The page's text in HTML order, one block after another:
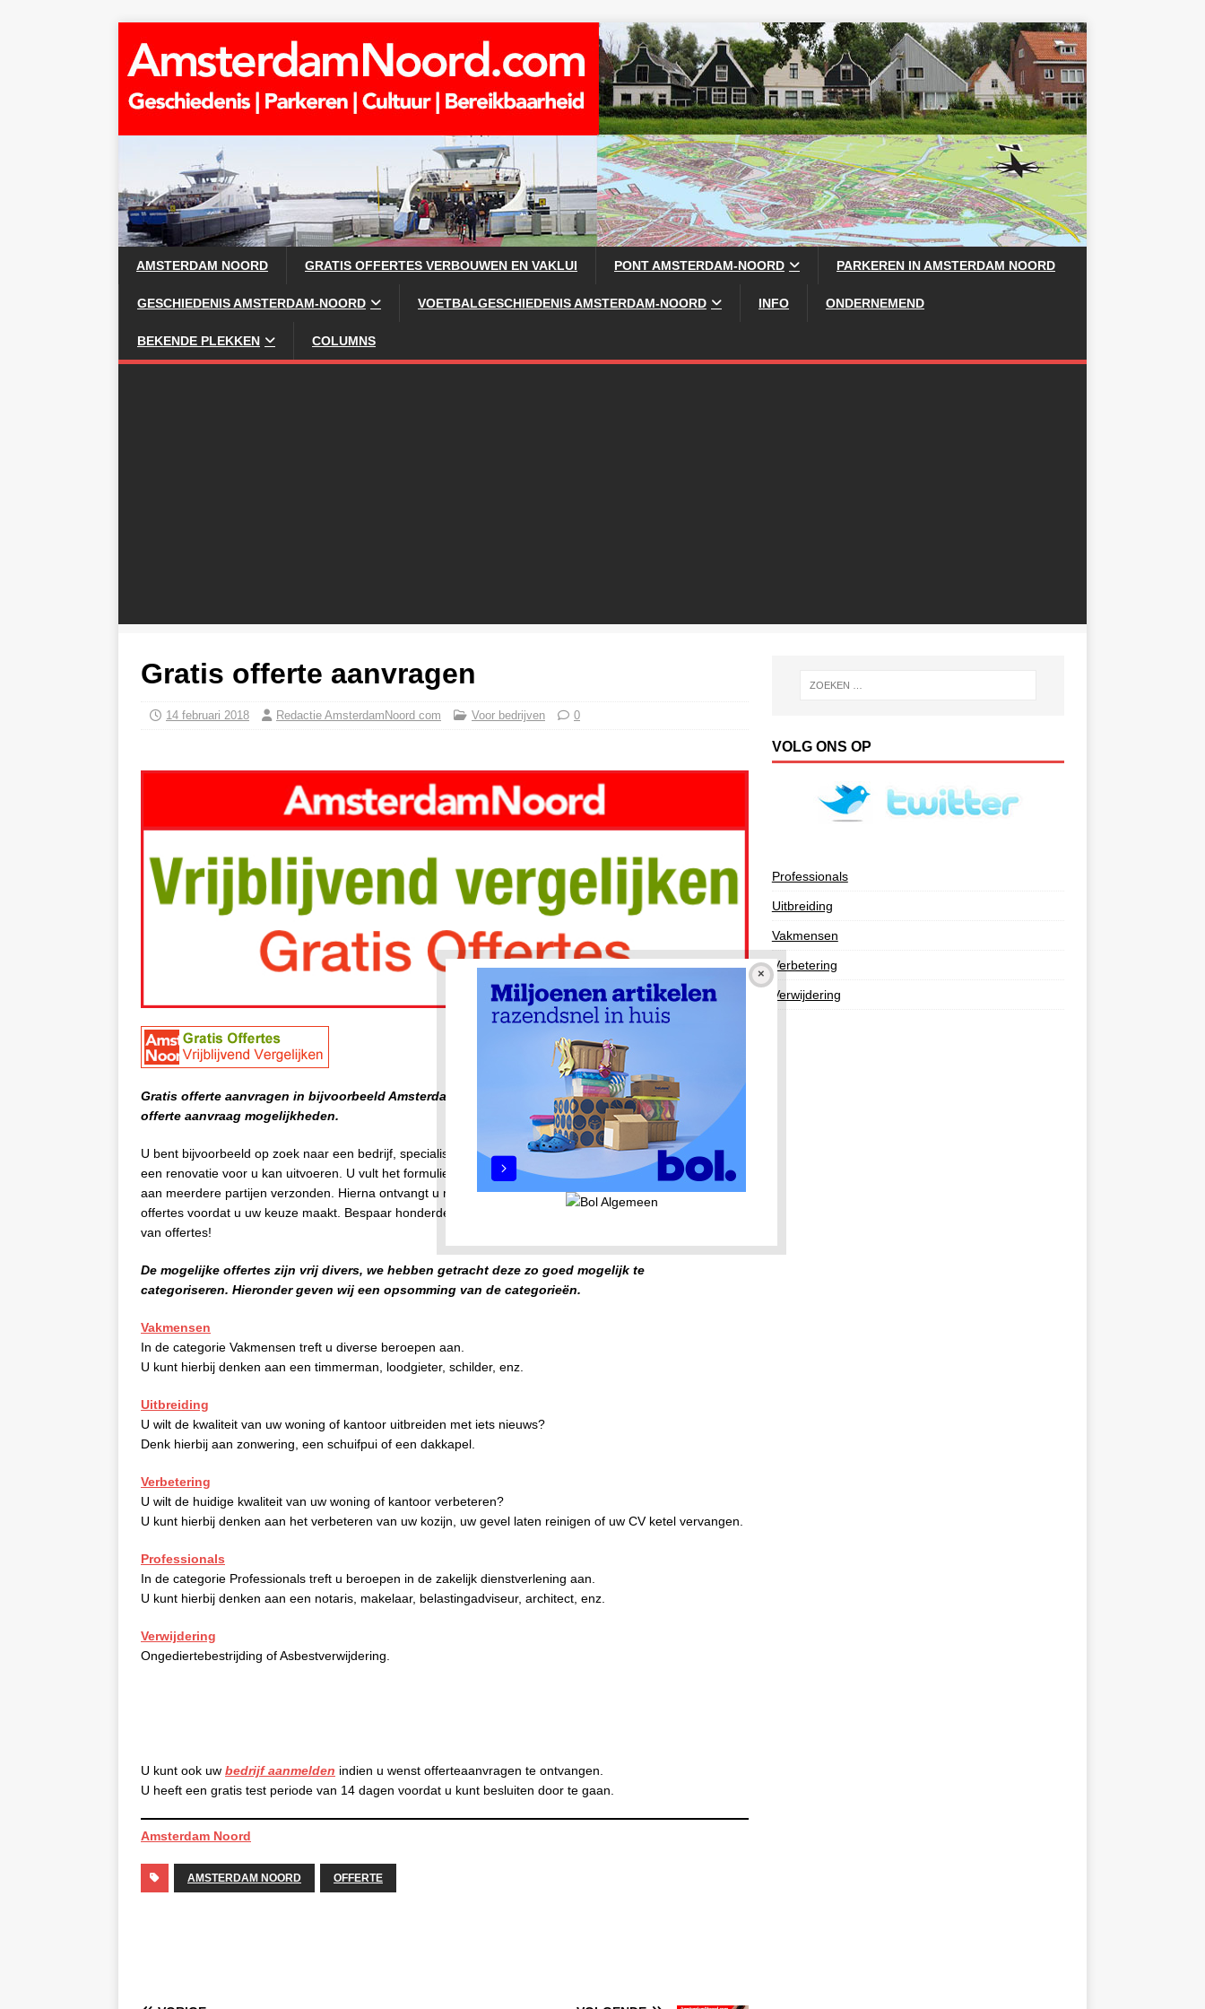
AMSTERDAM NOORD GRATIS OFFERTES VERBOUWEN EN VAKLUI PONT AMSTERDAM-NOORD PARKEREN IN AMSTERDAM NOORD
GESCHIEDENIS AMSTERDAM-NOORD VOETBALGESCHIEDENIS AMSTERDAM-NOORD INFO ONDERNEMEND
BEKENDE PLEKKEN COLUMNS
Gratis offerte aanvragen
14 februari 2018 Redactie AmsterdamNoord com Voor bedrijven 0
Gratis offerte aanvragen in bijvoorbeeld Amsterdam-Noord of een andere regio kan met onze
offerte aanvraag mogelijkheden.
U bent bijvoorbeeld op zoek naar een bedrijf, specialist of professional in de regio Amsterdam-Noord die
een renovatie voor u kan uitvoeren. U vult het formulier in in en uw offerte aanvraag wordt automatisch
aan meerdere partijen verzonden. Hierna ontvangt u maximaal 6 offertes per email. Vergelijk simpel de
offertes voordat u uw keuze maakt. Bespaar honderden euro’s door het aanvragen en vergelijken
van offertes!
De mogelijke offertes zijn vrij divers, we hebben getracht deze zo goed mogelijk te
categoriseren. Hieronder geven wij een opsomming van de categorieën.
Vakmensen
In de categorie Vakmensen treft u diverse beroepen aan.
U kunt hierbij denken aan een timmerman, loodgieter, schilder, enz.
Uitbreiding
U wilt de kwaliteit van uw woning of kantoor uitbreiden met iets nieuws?
Denk hierbij aan zonwering, een schuifpui of een dakkapel.
Verbetering
U wilt de huidige kwaliteit van uw woning of kantoor verbeteren?
U kunt hierbij denken aan het verbeteren van uw kozijn, uw gevel laten reinigen of uw CV ketel vervangen.
Professionals
In de categorie Professionals treft u beroepen in de zakelijk dienstverlening aan.
U kunt hierbij denken aan een notaris, makelaar, belastingadviseur, architect, enz.
Verwijdering
Ongediertebestrijding of Asbestverwijdering.
U kunt ook uw bedrijf aanmelden indien u wenst offerteaanvragen te ontvangen.
U heeft een gratis test periode van 14 dagen voordat u kunt besluiten door te gaan.
Amsterdam Noord
AMSTERDAM NOORD OFFERTE
VOLG ONS OP
Professionals
Uitbreiding
Vakmensen
Verbetering
Verwijdering